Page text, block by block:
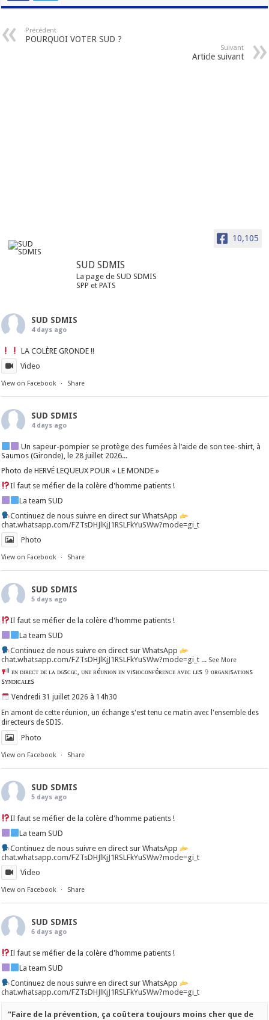
Précédent
POURQUOI VOTER SUD ?
Suivant
Article suivant
10,105
SUD SDMIS
La page de SUD SDMIS
SPP et PATS
SUD SDMIS
4 days ago
LA COLÈRE GRONDE !!
Video
View on Facebook · Share
SUD SDMIS
4 days ago
Un sapeur-pompier se protège des fumées à l’aide de son tee-shirt, à
Saumos (Gironde), le 28 juillet 2026...
Photo de HERVÉ LEQUEUX POUR « LE MONDE »
Il faut se méfier de la colère d'homme patients !
La team SUD
Continuez de nous suivre en direct sur WhatsApp
chat.whatsapp.com/FZTsDHJlKjJ1RSLFkYuSWw?mode=gi_t
Photo
View on Facebook · Share
SUD SDMIS
5 days ago
Il faut se méfier de la colère d'homme patients !
La team SUD
Continuez de nous suivre en direct sur WhatsApp
chat.whatsapp.com/FZTsDHJlKjJ1RSLFkYuSWw?mode=gi_t
ᴇɴ ᴅɪʀᴇᴄᴛ ᴅᴇ ʟᴀ ᴅɢsᴄɢᴄ, ᴜɴᴇ ʀéᴜɴɪᴏɴ ᴇɴ ᴠɪsɪᴏᴄᴏɴғéʀᴇɴᴄᴇ ᴀᴠᴇᴄ ʟᴇs 𝟿 ᴏʀɢᴀɴɪsᴀᴛɪᴏɴs
sʏɴᴅɪᴄᴀʟᴇs
Vendredi 31 juillet 2026 à 14h30
En amont de cette réunion, un échange s'est tenu ce matin avec l'ensemble des
directeurs de SDIS.
... See More
Photo
View on Facebook · Share
SUD SDMIS
5 days ago
Il faut se méfier de la colère d'homme patients !
La team SUD
Continuez de nous suivre en direct sur WhatsApp
chat.whatsapp.com/FZTsDHJlKjJ1RSLFkYuSWw?mode=gi_t
Video
View on Facebook · Share
SUD SDMIS
6 days ago
Il faut se méfier de la colère d'homme patients !
La team SUD
Continuez de nous suivre en direct sur WhatsApp
chat.whatsapp.com/FZTsDHJlKjJ1RSLFkYuSWw?mode=gi_t
"Faire de la prévention, ça coûtera toujours moins cher que de